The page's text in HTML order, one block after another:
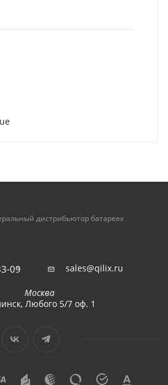
дистрибьютор батареек
09 sales@qilix.ru
Москва
Любого 5/7 оф. 1